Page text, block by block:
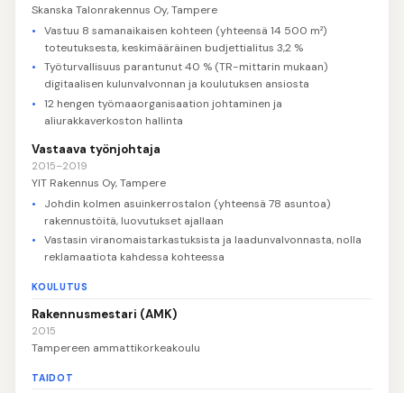
Skanska Talonrakennus Oy, Tampere
Vastuu 8 samanaikaisen kohteen (yhteensä 14 500 m²)
toteutuksesta, keskimääräinen budjettialitus 3,2 %
Työturvallisuus parantunut 40 % (TR-mittarin mukaan)
digitaalisen kulunvalvonnan ja koulutuksen ansiosta
12 hengen työmaaorganisaation johtaminen ja
aliurakkaverkoston hallinta
Vastaava työnjohtaja
2015–2019
YIT Rakennus Oy, Tampere
Johdin kolmen asuinkerrostalon (yhteensä 78 asuntoa)
rakennustöitä, luovutukset ajallaan
Vastasin viranomaistarkastuksista ja laadunvalvonnasta, nolla
reklamaatiota kahdessa kohteessa
KOULUTUS
Rakennusmestari (AMK)
2015
Tampereen ammattikorkeakoulu
TAIDOT